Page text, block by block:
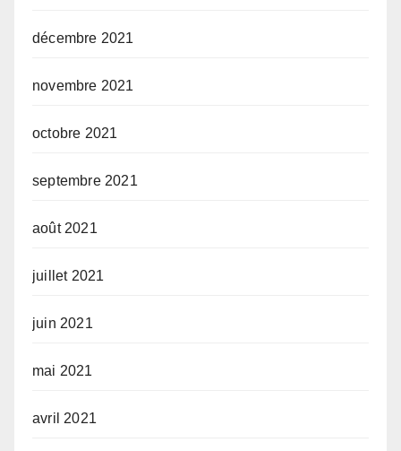
décembre 2021
novembre 2021
octobre 2021
septembre 2021
août 2021
juillet 2021
juin 2021
mai 2021
avril 2021